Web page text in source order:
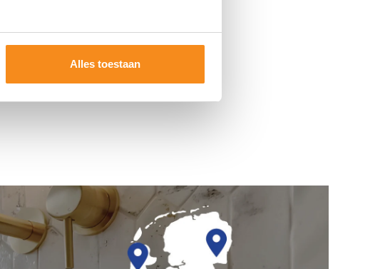
Alles toestaan